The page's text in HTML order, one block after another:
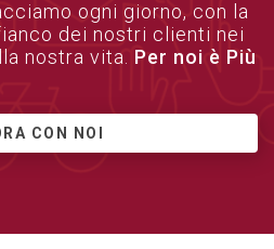
ogni giorno, con la
dei nostri clienti nei
nostra vita. Per noi è Più
CON NOI